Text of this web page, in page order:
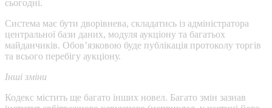
сьогодні.
Система має бути дворівнева, складатись із адміністратора
центральної бази даних, модуля аукціону та багатьох
майданчиків. Обов’язковою буде публікація протоколу торгів
та всього перебігу аукціону.
Інші зміни
Кодекс містить ще багато інших новел. Багато змін зазнав